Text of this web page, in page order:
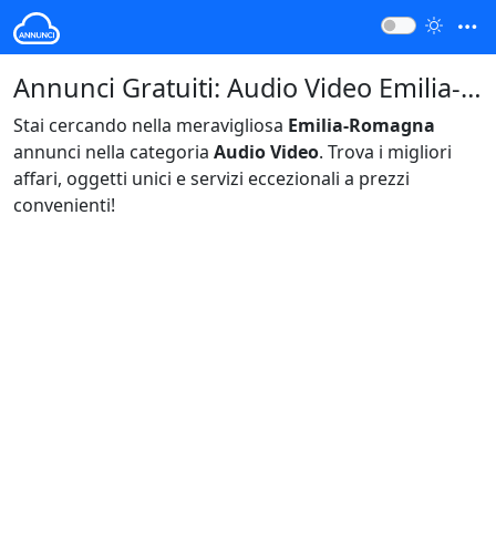
Annunci Gratuiti: Audio Video Emilia-Romagna Italia
Stai cercando nella meravigliosa Emilia-Romagna
annunci nella categoria Audio Video. Trova i migliori
affari, oggetti unici e servizi eccezionali a prezzi
convenienti!